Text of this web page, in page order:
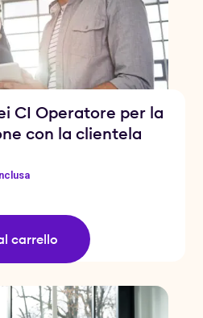
CI Operatore per la
con la clientela
carrello